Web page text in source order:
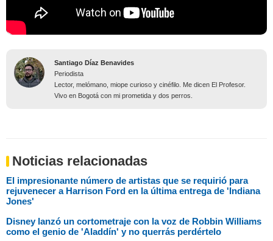
Santiago Díaz Benavides
Periodista
Lector, melómano, miope curioso y cinéfilo. Me dicen El Profesor.
Vivo en Bogotá con mi prometida y dos perros.
Noticias relacionadas
El impresionante número de artistas que se requirió para
rejuvenecer a Harrison Ford en la última entrega de 'Indiana
Jones'
Disney lanzó un cortometraje con la voz de Robbin Williams
como el genio de 'Aladdín' y no querrás perdértelo